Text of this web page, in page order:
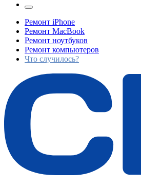
Ремонт iPhone
Ремонт MacBook
Ремонт ноутбуков
Ремонт компьютеров
Что случилось?